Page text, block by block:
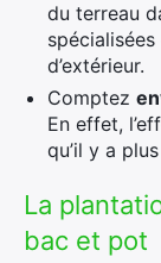
du terreau
d’extérieur.
Comptez
En effet,
qu’il y a
La
bac et pot